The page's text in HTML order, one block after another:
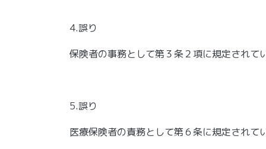
4.誤り
保険者の事務として第３条２項に規定されて
5.誤り
医療保険者の責務として第６条に規定されて